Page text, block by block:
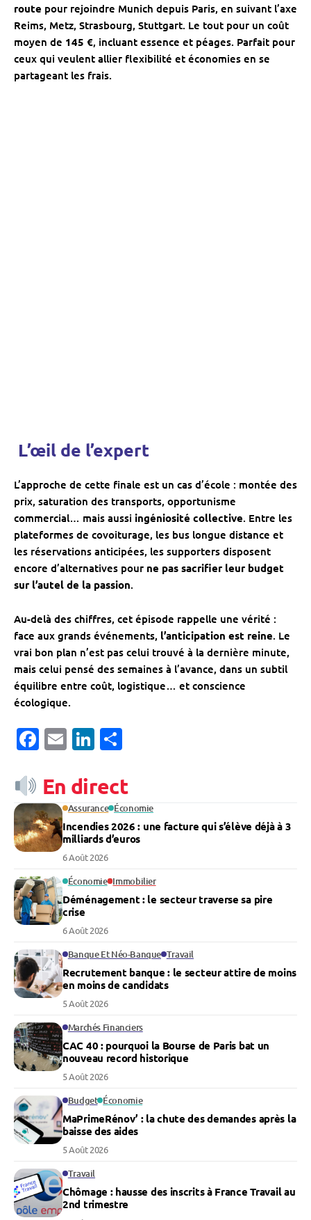
route pour rejoindre Munich depuis Paris, en suivant l’axe
Reims, Metz, Strasbourg, Stuttgart. Le tout pour un coût
moyen de 145 €, incluant essence et péages. Parfait pour
ceux qui veulent allier flexibilité et économies en se
partageant les frais.
️ L’œil de l’expert
L’approche de cette finale est un cas d’école : montée des
prix, saturation des transports, opportunisme
commercial… mais aussi ingéniosité collective. Entre les
plateformes de covoiturage, les bus longue distance et
les réservations anticipées, les supporters disposent
encore d’alternatives pour ne pas sacrifier leur budget
sur l’autel de la passion.
Au-delà des chiffres, cet épisode rappelle une vérité :
face aux grands événements, l’anticipation est reine. Le
vrai bon plan n’est pas celui trouvé à la dernière minute,
mais celui pensé des semaines à l’avance, dans un subtil
équilibre entre coût, logistique… et conscience
écologique.
Facebook
EmailLinkedIn
En direct
Assurance Économie
Incendies 2026 : une facture qui s’élève déjà à 3
milliards d’euros
6 Août 2026
Économie Immobilier
Déménagement : le secteur traverse sa pire
crise
6 Août 2026
Banque Et Néo-Banque Travail
Recrutement banque : le secteur attire de moins
en moins de candidats
5 Août 2026
Marchés Financiers
CAC 40 : pourquoi la Bourse de Paris bat un
nouveau record historique
5 Août 2026
Budget Économie
MaPrimeRénov’ : la chute des demandes après la
baisse des aides
5 Août 2026
Travail
Chômage : hausse des inscrits à France Travail au
2nd trimestre